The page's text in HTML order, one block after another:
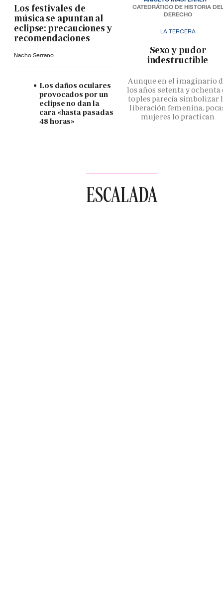
Los festivales de
música se apuntan al
eclipse: precauciones y
recomendaciones
Nacho Serrano
Los daños oculares
provocados por un
eclipse no dan la
cara «hasta pasadas
48 horas»
LA TERCERA
­Sexo y pudor
indestructible
Aunque en el imaginario
los años setenta y ochenta
toples parecía simbolizar
liberación femenina,
mujeres lo practican
CATEDRÁTICO DE HISTORIA DEL
DERECHO
ESCALADA